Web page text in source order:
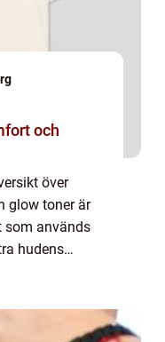
över
glow toner är
som används
hudens